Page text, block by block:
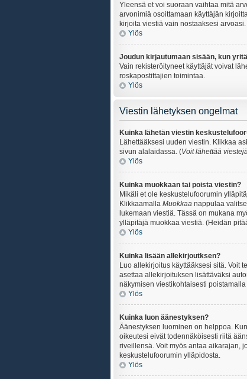
Yleensä et voi suoraan vaihtaa mitä
arvonimiä osoittamaan käyttäjän
kirjoita viestiä vain nostaaksesi
Ylös
Joudun kirjautumaan sisään, kun
Vain rekisteröityneet käyttäjät voivat
roskapostittajien toimintaa.
Ylös
Viestin lähetyksen ongelmat
Kuinka lähetän viestin
Lähettääksesi uuden viestin. Klikkaa
sivun alalaidassa. (Voit lähettää
Ylös
Kuinka muokkaan tai poista viestin?
Mikäli et ole keskustelufoorumin
Klikkaamalla Muokkaa nappulaa
lukemaan viestiä. Tässä on mukana
ylläpitäjä muokkaa viestiä. (Heidän
Ylös
Kuinka lisään allekirjoutksen?
Luo allekirjoitus käyttääksesi sitä. Voit
asettaa allekirjoituksen lisättäväksi
näkymisen viestikohtaisesti
Ylös
Kuinka luon äänestyksen?
Äänestyksen luominen on helppoa.
oikeutesi eivät todennäköisesti riitä
riveillensä. Voit myös antaa aikarajan,
keskustelufoorumin ylläpidosta.
Ylös